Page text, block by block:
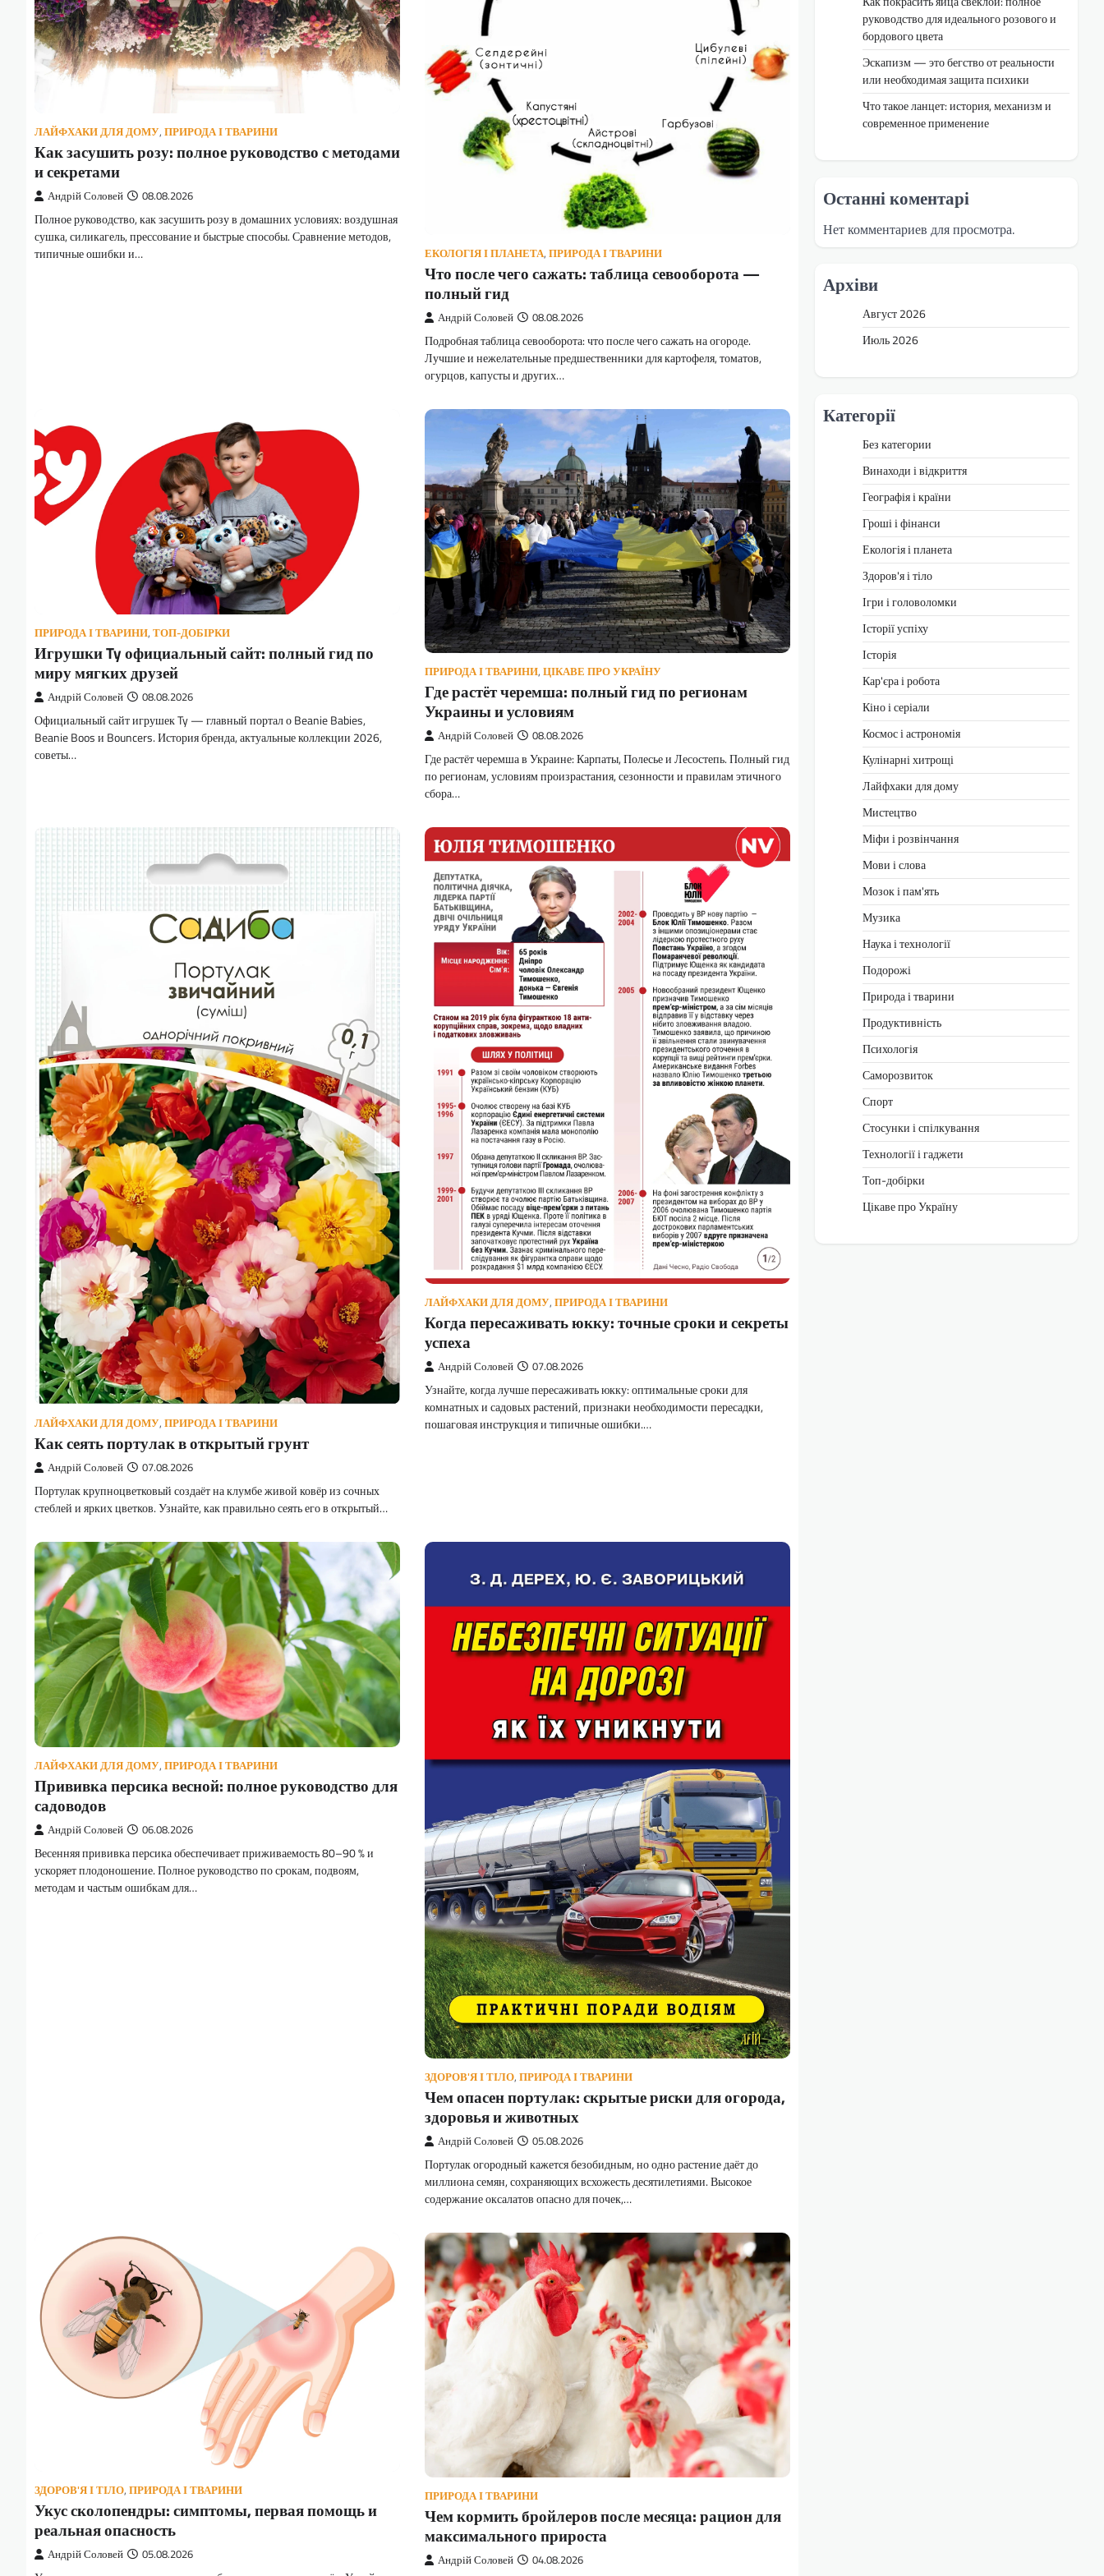
ЛАЙФХАКИ ДЛЯ ДОМУ, ПРИРОДА І ТВАРИНИ
Как засушить розу: полное руководство с методами
и секретами
Андрій Соловей 08.08.2026
Полное руководство, как засушить розу в домашних условиях: воздушная
сушка, силикагель, прессование и быстрые способы. Сравнение методов,
типичные ошибки и…
ЕКОЛОГІЯ І ПЛАНЕТА, ПРИРОДА І ТВАРИНИ
Что после чего сажать: таблица севооборота —
полный гид
Андрій Соловей 08.08.2026
Подробная таблица севооборота: что после чего сажать на огороде.
Лучшие и нежелательные предшественники для картофеля, томатов,
огурцов, капусты и других…
ПРИРОДА І ТВАРИНИ, ТОП-ДОБІРКИ
Игрушки Ty официальный сайт: полный гид по
миру мягких друзей
Андрій Соловей 08.08.2026
Официальный сайт игрушек Ty — главный портал о Beanie Babies,
Beanie Boos и Bouncers. История бренда, актуальные коллекции 2026,
советы…
ПРИРОДА І ТВАРИНИ, ЦІКАВЕ ПРО УКРАЇНУ
Где растёт черемша: полный гид по регионам
Украины и условиям
Андрій Соловей 08.08.2026
Где растёт черемша в Украине: Карпаты, Полесье и Лесостепь. Полный гид
по регионам, условиям произрастания, сезонности и правилам этичного
сбора…
ЛАЙФХАКИ ДЛЯ ДОМУ, ПРИРОДА І ТВАРИНИ
Как сеять портулак в открытый грунт
Андрій Соловей 07.08.2026
Портулак крупноцветковый создаёт на клумбе живой ковёр из сочных
стеблей и ярких цветков. Узнайте, как правильно сеять его в открытый…
ЛАЙФХАКИ ДЛЯ ДОМУ, ПРИРОДА І ТВАРИНИ
Когда пересаживать юкку: точные сроки и секреты
успеха
Андрій Соловей 07.08.2026
Узнайте, когда лучше пересаживать юкку: оптимальные сроки для
комнатных и садовых растений, признаки необходимости пересадки,
пошаговая инструкция и типичные ошибки.…
ЛАЙФХАКИ ДЛЯ ДОМУ, ПРИРОДА І ТВАРИНИ
Прививка персика весной: полное руководство для
садоводов
Андрій Соловей 06.08.2026
Весенняя прививка персика обеспечивает приживаемость 80–90 % и
ускоряет плодоношение. Полное руководство по срокам, подвоям,
методам и частым ошибкам для…
ЗДОРОВ'Я І ТІЛО, ПРИРОДА І ТВАРИНИ
Чем опасен портулак: скрытые риски для огорода,
здоровья и животных
Андрій Соловей 05.08.2026
Портулак огородный кажется безобидным, но одно растение даёт до
миллиона семян, сохраняющих всхожесть десятилетиями. Высокое
содержание оксалатов опасно для почек,…
ЗДОРОВ'Я І ТІЛО, ПРИРОДА І ТВАРИНИ
Укус сколопендры: симптомы, первая помощь и
реальная опасность
Андрій Соловей 05.08.2026
ПРИРОДА І ТВАРИНИ
Чем кормить бройлеров после месяца: рацион для
максимального прироста
Андрій Соловей 04.08.2026
руководство для идеального розового и
бордового цвета
Эскапизм — это бегство от реальности
или необходимая защита психики
Что такое ланцет: история, механизм и
современное применение
Останні коментарі
Нет комментариев для просмотра.
Архіви
Август 2026
Июль 2026
Категорії
Без категории
Винаходи і відкриття
Географія і країни
Гроші і фінанси
Екологія і планета
Здоров'я і тіло
Ігри і головоломки
Історії успіху
Історія
Кар'єра і робота
Кіно і серіали
Космос і астрономія
Кулінарні хитрощі
Лайфхаки для дому
Мистецтво
Міфи і розвінчання
Мови і слова
Мозок і пам'ять
Музика
Наука і технології
Подорожі
Природа і тварини
Продуктивність
Психологія
Саморозвиток
Спорт
Стосунки і спілкування
Технології і гаджети
Топ-добірки
Цікаве про Україну